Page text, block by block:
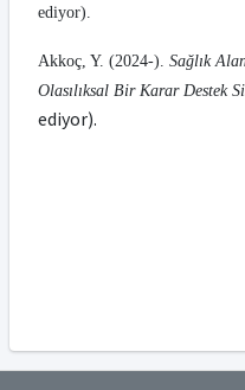
ediyor).
Akkoç, Y. (2024-). Sağlık
Olasılıksal Bir Karar Destek
ediyor).